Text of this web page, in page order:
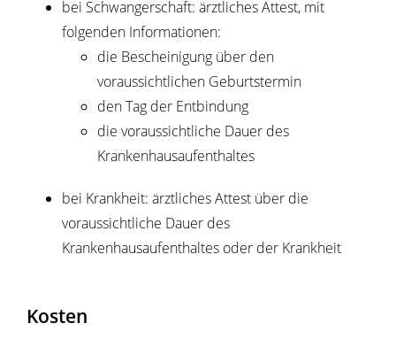
bei Schwangerschaft: ärztliches Attest, mit
folgenden Informationen:
die Bescheinigung über den
voraussichtlichen Geburtstermin
den Tag der Entbindung
die voraussichtliche Dauer des
Krankenhausaufenthaltes
bei Krankheit: ärztliches Attest über die
voraussichtliche Dauer des
Krankenhausaufenthaltes oder der Krankheit
Kosten